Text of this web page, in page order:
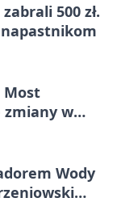
500 zł.
Most
zmiany w
Wody